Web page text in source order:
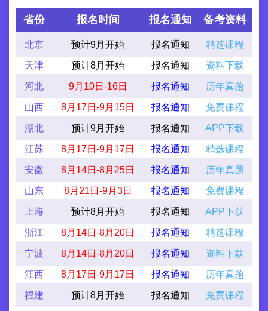
省份 报名时间 报名通知 备考资料
北京 预计9月开始 报名通知 精选课程
天津 预计8月开始 报名通知 资料下载
河北 9月10日-16日 报名通知 历年真题
山西 8月17日-9月15日 报名通知 免费课程
湖北 预计9月开始 报名通知 APP下载
江苏 8月17日-9月17日 报名通知 精选课程
安徽 8月14日-8月25日 报名通知 历年真题
山东 8月21日-9月3日 报名通知 免费课程
上海 预计8月开始 报名通知 APP下载
浙江 8月14日-8月20日 报名通知 精选课程
宁波 8月14日-8月20日 报名通知 资料下载
江西 8月17日-9月17日 报名通知 历年真题
福建 预计8月开始 报名通知 免费课程